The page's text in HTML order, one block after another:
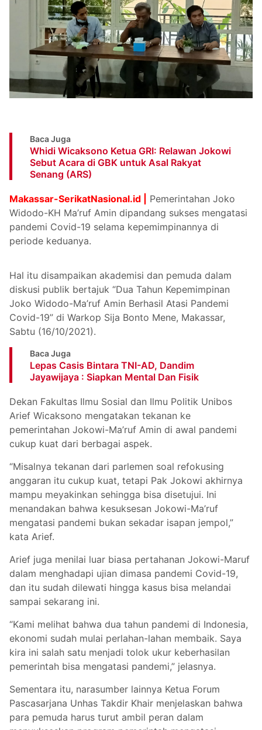
Baca Juga
Whidi Wicaksono Ketua GRI: Relawan Jokowi
Sebut Acara di GBK untuk Asal Rakyat
Senang (ARS)
Makassar-SerikatNasional.id |
Pemerintahan Joko
Widodo-KH Ma’ruf Amin dipandang sukses mengatasi
pandemi Covid-19 selama kepemimpinannya di
periode keduanya.
Hal itu disampaikan akademisi dan pemuda dalam
diskusi publik bertajuk “Dua Tahun Kepemimpinan
Joko Widodo-Ma’ruf Amin Berhasil Atasi Pandemi
Covid-19” di Warkop Sija Bonto Mene, Makassar,
Sabtu (16/10/2021).
Baca Juga
Lepas Casis Bintara TNI-AD, Dandim
Jayawijaya : Siapkan Mental Dan Fisik
Dekan Fakultas Ilmu Sosial dan Ilmu Politik Unibos
Arief Wicaksono mengatakan tekanan ke
pemerintahan Jokowi-Ma’ruf Amin di awal pandemi
cukup kuat dari berbagai aspek.
“Misalnya tekanan dari parlemen soal refokusing
anggaran itu cukup kuat, tetapi Pak Jokowi akhirnya
mampu meyakinkan sehingga bisa disetujui. Ini
menandakan bahwa kesuksesan Jokowi-Ma’ruf
mengatasi pandemi bukan sekadar isapan jempol,”
kata Arief.
Arief juga menilai luar biasa pertahanan Jokowi-Maruf
dalam menghadapi ujian dimasa pandemi Covid-19,
dan itu sudah dilewati hingga kasus bisa melandai
sampai sekarang ini.
“Kami melihat bahwa dua tahun pandemi di Indonesia,
ekonomi sudah mulai perlahan-lahan membaik. Saya
kira ini salah satu menjadi tolok ukur keberhasilan
pemerintah bisa mengatasi pandemi,” jelasnya.
Sementara itu, narasumber lainnya Ketua Forum
Pascasarjana Unhas Takdir Khair menjelaskan bahwa
para pemuda harus turut ambil peran dalam